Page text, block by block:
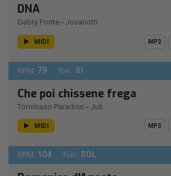
DNA
Gabry Ponte - Jovanotti
MIDI MP3
BPM: 79 Ton.: SI
Che poi chissene frega
Tommaso Paradiso - Juli
MIDI MP3
BPM: 104 Ton.: SOL